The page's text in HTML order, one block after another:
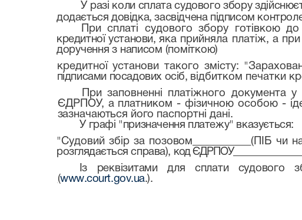
У разі коли сплата судового збору
додається довідка, засвідчена підписом
При сплаті судового збору готівкою
кредитної установи,яка прийняла платіж, а
доручення з написом (поміткою)
кредитної установи такого змісту:
підписами посадових осіб, відбитком печатки
При заповненні платіжного
ЄДРПОУ, а платником - фізичною особою -
зазначаються його паспортні дані.
У графі "призначення платежу" вказується:
"Судовий збір за позовом
(ПІБ чи
розглядається справа), код ЄДРПОУ
Із реквізитами для сплати
(www.court.gov.ua.).